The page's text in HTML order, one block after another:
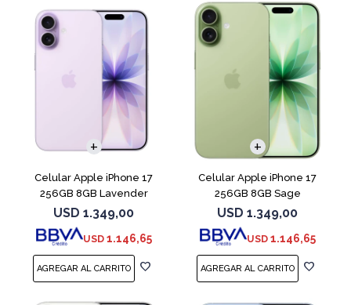
Celular Apple iPhone 17
256GB 8GB Lavender
USD 1.349,00
USD 1.146,65
Celular Apple iPhone 17
256GB 8GB Sage
USD 1.349,00
USD 1.146,65
COMPARAR